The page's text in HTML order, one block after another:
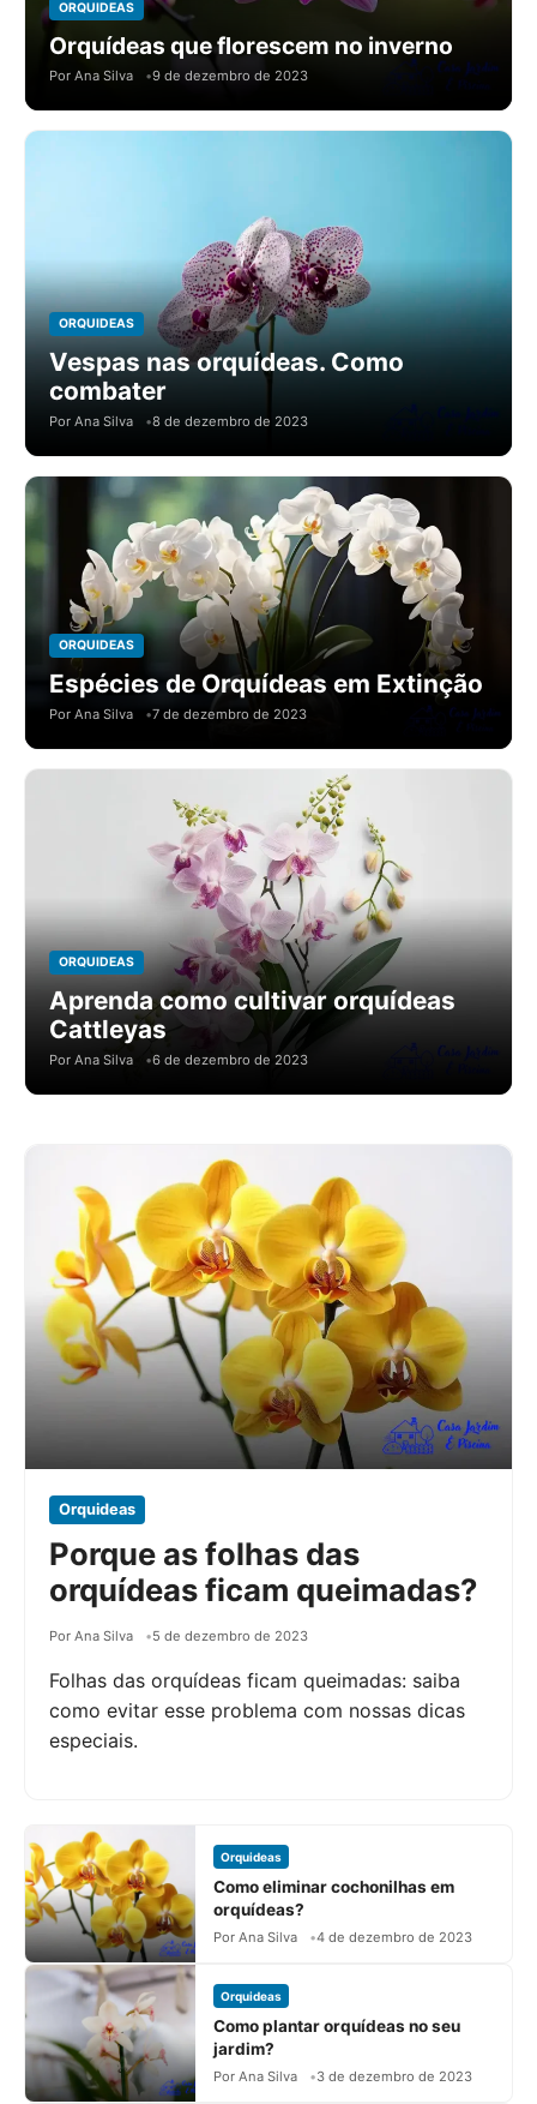
ORQUIDEAS
Orquídeas que florescem no inverno
Por Ana Silva 9 de dezembro de 2023
ORQUIDEAS
Vespas nas orquídeas. Como
combater
Por Ana Silva 8 de dezembro de 2023
ORQUIDEAS
Espécies de Orquídeas em Extinção
Por Ana Silva 7 de dezembro de 2023
ORQUIDEAS
Aprenda como cultivar orquídeas
Cattleyas
Por Ana Silva 6 de dezembro de 2023
Orquideas
Porque as folhas das
orquídeas ficam queimadas?
Por Ana Silva 5 de dezembro de 2023
Folhas das orquídeas ficam queimadas: saiba
como evitar esse problema com nossas dicas
especiais.
Orquideas
Como eliminar cochonilhas em
orquídeas?
Por Ana Silva 4 de dezembro de 2023
Orquideas
Como plantar orquídeas no seu
jardim?
Por Ana Silva 3 de dezembro de 2023